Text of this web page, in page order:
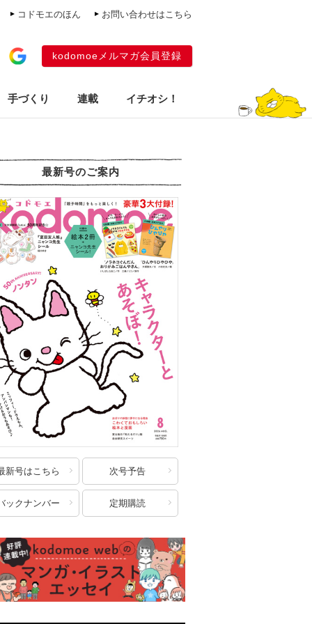
コドモエのほん お問い合わせはこちら
kodomoeメルマガ会員登録
手づくり 連載 イチオシ！
最新号のご案内
新号はこちら 次号予告
ックナンバー 定期購読